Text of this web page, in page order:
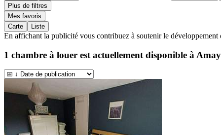
Plus de filtres
Mes favoris
Carte
Liste
En affichant la publicité vous contribuez à soutenir le
1 chambre à louer est actuellement disponible à Amay